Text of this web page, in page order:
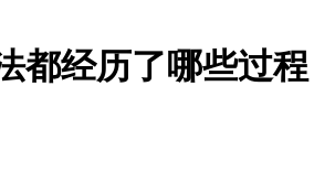
都经历了哪些过程